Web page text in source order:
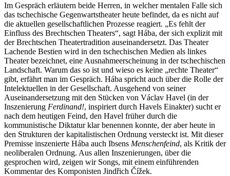
Im Gespräch erläutern beide Herren, in welcher mentalen Falle sich
das tschechische Gegenwartstheater heute befindet, da es nicht auf
die aktuellen gesellschaftlichen Prozesse reagiert. „Es fehlt der
Einfluss des Brechtschen Theaters“, sagt Hába, der sich explizit mit
der Brechtschen Theatertradition auseinandersetzt. Das Theater
Lachende Bestien wird in den tschechischen Medien als linkes
Theater bezeichnet, eine Ausnahmeerscheinung in der tschechischen
Landschaft. Warum das so ist und wieso es keine „rechte Theater“
gibt, erfährt man im Gespräch. Hába spricht auch über die Rolle der
Intelektuellen in der Gesellschaft. Ausgehend von seiner
Auseinandersetzung mit den Stücken von Václav Havel (in der
Inszenierung Ferdinand!, inspiriert durch Havels Einakter) sucht er
nach dem heutigen Feind, den Havel früher durch die
kommunistische Diktatur klar benennen konnte, der aber heute in
den Strukturen der kapitalistischen Ordnung versteckt ist. Mit dieser
Premisse inszenierte Hába auch Ibsens Menschenfeind, als Kritik der
neoliberalen Ordnung. Aus allen Inszenierungen, über die
gesprochen wird, zeigen wir Songs, mit einem einführenden
Kommentar des Komponisten Jindřich Čížek.